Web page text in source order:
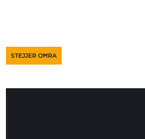
STEJJER OĦRA